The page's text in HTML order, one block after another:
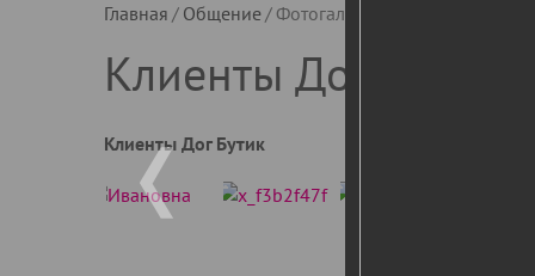
Главная Общение Фотогалерея
Клиенты Дог Бутик
Клиенты Дог Бутик